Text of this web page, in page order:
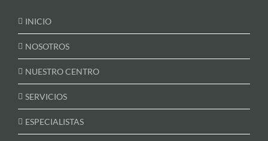
INICIO
NOSOTROS
NUESTRO CENTRO
SERVICIOS
ESPECIALISTAS